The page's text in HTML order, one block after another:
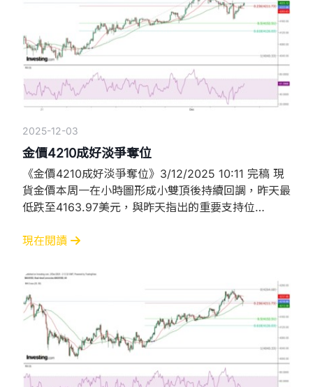
2025-12-03
金價4210成好淡爭奪位
《金價4210成好淡爭奪位》3/12/2025 10:11 完稿 現
貨金價本周一在小時圖形成小雙頂後持續回調，昨天最
低跌至4163.97美元，與昨天指出的重要支持位
升，今早最高升至4221.07美元，但已失守小時圖的
未確定可否突破昨天大跌時形成的大陰燭。 當然，從
日線圖觀察，不論單從陰陽燭
現在閱讀